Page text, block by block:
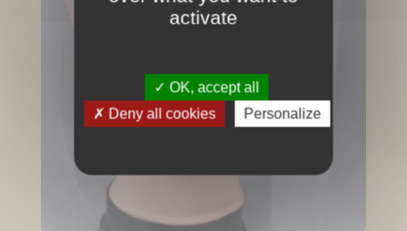
activate
OK, accept all
Deny all cookies
Personalize